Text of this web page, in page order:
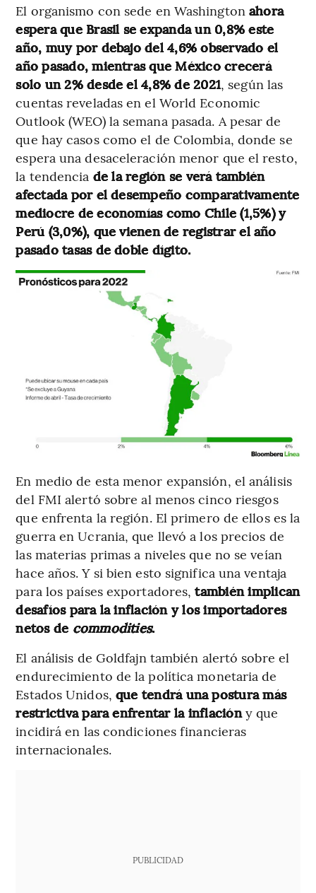
El organismo con sede en Washington ahora
espera que Brasil se expanda un 0,8% este
año, muy por debajo del 4,6% observado el
año pasado, mientras que México crecerá
solo un 2% desde el 4,8% de 2021, según las
cuentas reveladas en el World Economic
Outlook (WEO) la semana pasada. A pesar de
que hay casos como el de Colombia, donde se
espera una desaceleración menor que el resto,
la tendencia de la región se verá también
afectada por el desempeño comparativamente
mediocre de economías como Chile (1,5%) y
Perú (3,0%), que vienen de registrar el año
pasado tasas de doble dígito.
En medio de esta menor expansión, el análisis
del FMI alertó sobre al menos cinco riesgos
que enfrenta la región. El primero de ellos es la
guerra en Ucrania, que llevó a los precios de
las materias primas a niveles que no se veían
hace años. Y si bien esto significa una ventaja
para los países exportadores,también implican
desafíos para la inflación y los importadores
netos de commodities.
El análisis de Goldfajn también alertó sobre el
endurecimiento de la política monetaria de
Estados Unidos, que tendrá una postura más
restrictiva para enfrentar la inflacióny que
incidirá en las condiciones financieras
internacionales.
PUBLICIDAD